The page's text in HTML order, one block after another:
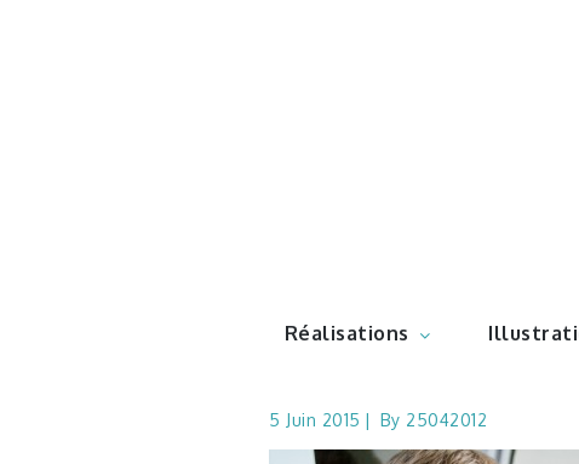
Réalisations
5 Juin 2015 By 25042012